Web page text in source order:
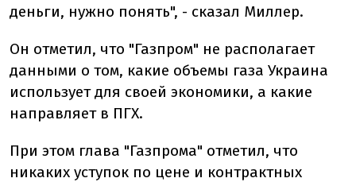
деньги, нужно понять", - сказал Миллер.
Он отметил, что "Газпром" не располагает
данными о том, какие объемы газа Украина
использует для своей экономики, а какие
направляет в ПГХ.
При этом глава "Газпрома" отметил, что
никаких уступок по цене и контрактных